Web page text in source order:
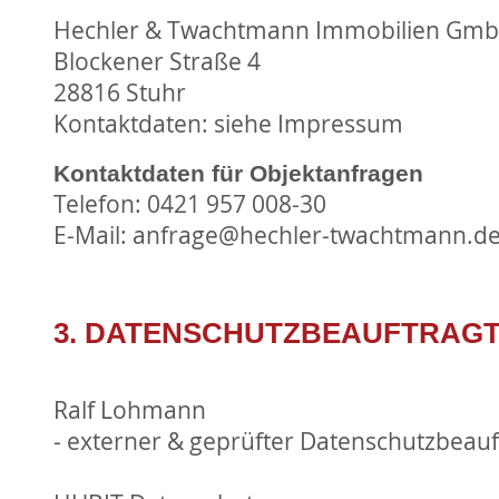
Hechler & Twachtmann Immobilien
Blockener Straße 4
28816 Stuhr
Kontaktdaten: siehe Impressum
Kontaktdaten für Objektanfragen
Telefon: 0421 957 008-30
E-Mail: anfrage@hechler-twachtmann.de
3.
Ralf Lohmann
- externer & geprüfter